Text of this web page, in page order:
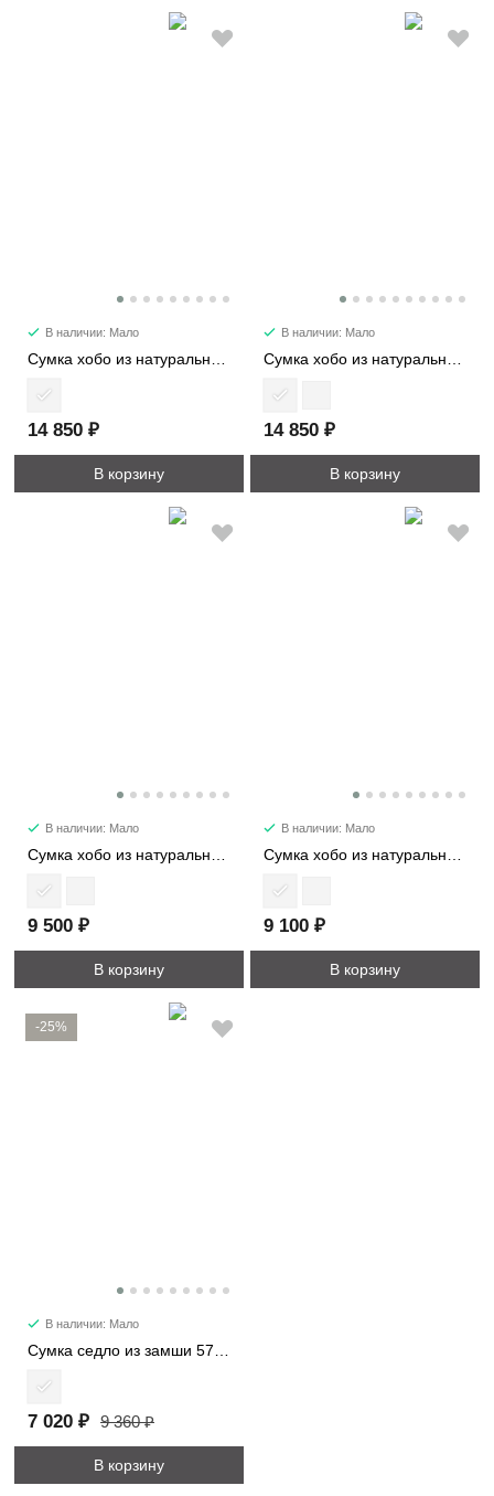
В наличии: Мало
Сумка хобо из натуральной замши 3224-1
14 850 ₽
В корзину
В наличии: Мало
Сумка хобо из натуральной кожи 3224
14 850 ₽
В корзину
В наличии: Мало
9 500 ₽
В корзину
В наличии: Мало
9 100 ₽
В корзину
-25%
В наличии: Мало
7 020 ₽ 9 360 ₽
В корзину